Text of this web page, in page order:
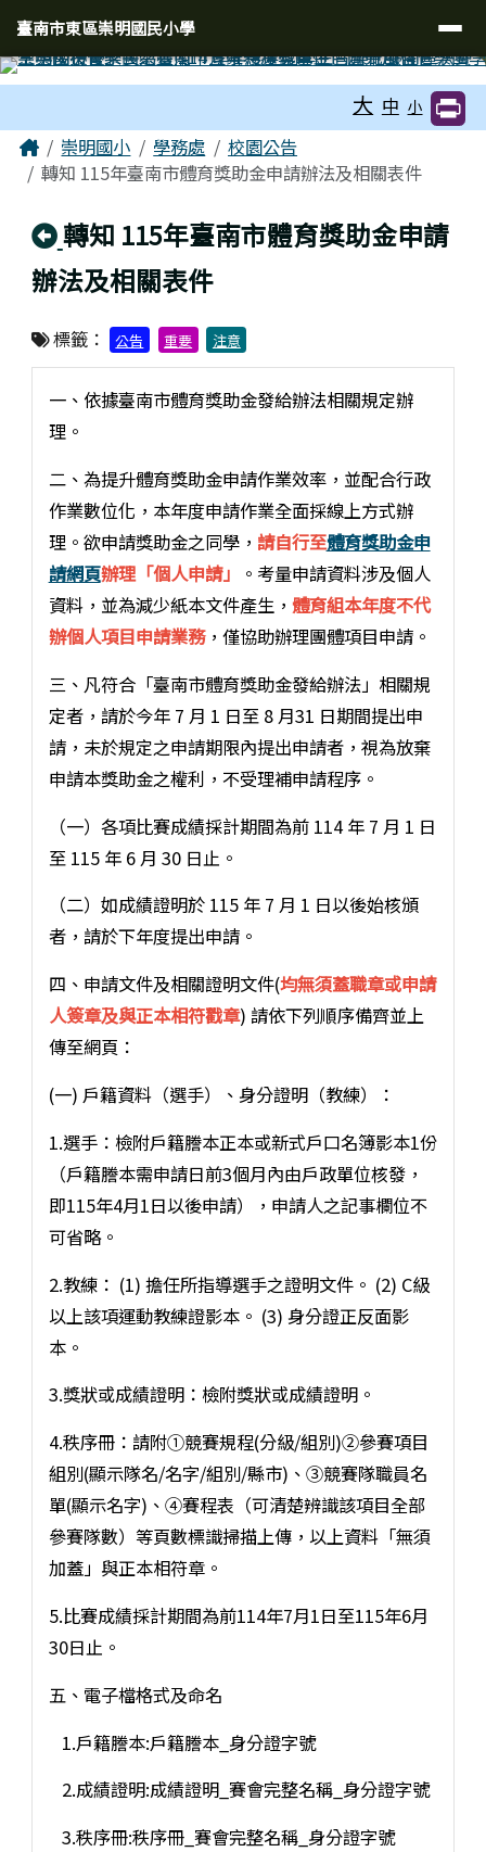
臺南市東區崇明國民小學
導覽列
臺南市東區崇明國民小學
大 中 小
主內容區域
Home崇明國小 學務處
校園公告
轉知 115年臺南市體育獎助金申請辦法及相關表件
回上頁
轉知 115年臺南市體育獎助金申請
辦法及相關表件
標籤： 公告 重要 注意
一、依據臺南市體育獎助金發給辦法相關規定辦
理。
二、為提升體育獎助金申請作業效率，並配合行政
作業數位化，本年度申請作業全面採線上方式辦
理。欲申請獎助金之同學， 請自行至體育獎助金申
請網頁辦理「個人申請」
。考量申請資料涉及個人
資料，並為減少紙本文件產生， 體育組本年度不代
辦個人項目申請業務，僅協助辦理團體項目申請。
三、凡符合「臺南市體育獎助金發給辦法」相關規
定者，請於今年 7 月 1 日至 8 月31 日期間提出申
請，未於規定之申請期限內提出申請者，視為放棄
申請本獎助金之權利，不受理補申請程序。
（一）各項比賽成績採計期間為前 114 年 7 月 1 日
至 115 年 6 月 30 日止。
（二）如成績證明於 115 年 7 月 1 日以後始核頒
者，請於下年度提出申請。
四、申請文件及相關證明文件(均無須蓋職章或申請
人簽章及與正本相符戳章) 請依下列順序備齊並上
傳至網頁：
(一) 戶籍資料（選手）、身分證明（教練）：
1.選手：檢附戶籍謄本正本或新式戶口名簿影本1份
（戶籍謄本需申請日前3個月內由戶政單位核發，
即115年4月1日以後申請），申請人之記事欄位不
可省略。
2.教練： (1) 擔任所指導選手之證明文件。 (2) C級
以上該項運動教練證影本。 (3) 身分證正反面影
本。
3.獎狀或成績證明：檢附獎狀或成績證明。
4.秩序冊：請附①競賽規程(分級/組別)②參賽項目
組別(顯示隊名/名字/組別/縣市)、③競賽隊職員名
單(顯示名字)、④賽程表（可清楚辨識該項目全部
參賽隊數）等頁數標識掃描上傳，以上資料「無須
加蓋」與正本相符章。
5.比賽成績採計期間為前114年7月1日至115年6月
30日止。
五、電子檔格式及命名
1.戶籍謄本:戶籍謄本_身分證字號
2.成績證明:成績證明_賽會完整名稱_身分證字號
3.秩序冊:秩序冊_賽會完整名稱_身分證字號
頁尾區域